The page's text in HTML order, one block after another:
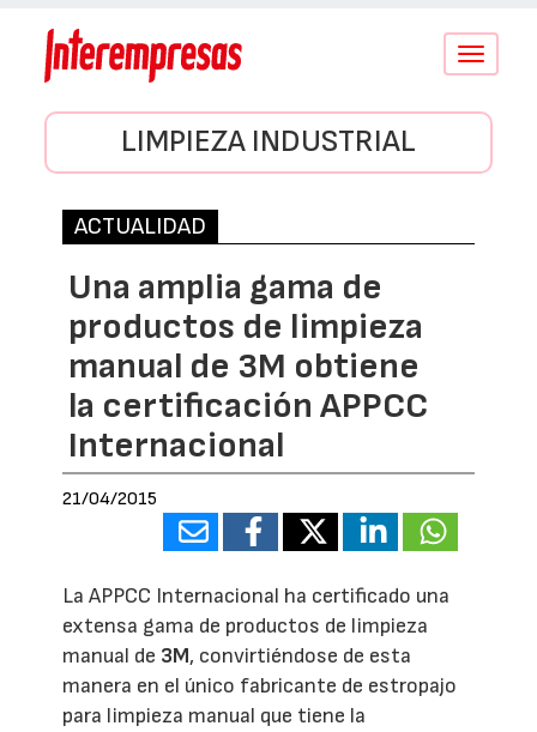
Conmutar
LIMPIEZA INDUSTRIAL
ACTUALIDAD
Una amplia gama de
productos de limpieza
manual de 3M obtiene
la certificación APPCC
Internacional
21/04/2015
La APPCC Internacional ha certificado una
extensa gama de productos de limpieza
manual de 3M, convirtiéndose de esta
manera en el único fabricante de estropajo
para limpieza manual que tiene la